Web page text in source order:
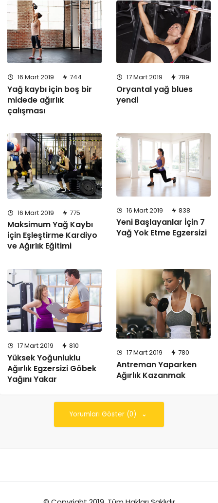
16 Mart 2019 744
Yağ kaybı için boş bir
midede ağırlık
çalışması
17 Mart 2019 789
Oryantal yağ blues
yendi
16 Mart 2019 775
Maksimum Yağ Kaybı
için Eşleştirme Kardiyo
ve Ağırlık Eğitimi
16 Mart 2019 838
Yeni Başlayanlar İçin 7
Yağ Yok Etme Egzersizi
17 Mart 2019 810
Yüksek Yoğunluklu
Ağırlık Egzersizi Göbek
Yağını Yakar
17 Mart 2019 780
Antreman Yaparken
Ağırlık Kazanmak
Yorumları Göster (0)